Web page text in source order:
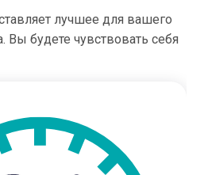
лучшее для вашего
Вы будете чувствовать себя